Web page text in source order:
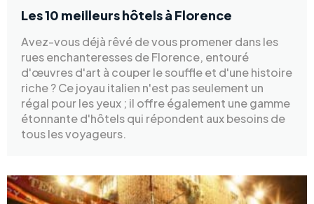
Les 10 meilleurs hôtels à Florence
Avez-vous déjà rêvé de vous promener dans les
rues enchanteresses de Florence, entouré
d'œuvres d'art à couper le souffle et d'une histoire
riche ? Ce joyau italien n'est pas seulement un
régal pour les yeux ; il offre également une gamme
étonnante d'hôtels qui répondent aux besoins de
tous les voyageurs.